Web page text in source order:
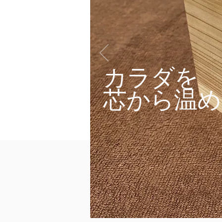
☆患者さんの声
カラダを
芯から温